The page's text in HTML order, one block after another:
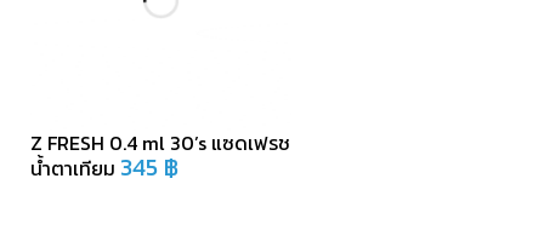
Z FRESH 0.4 ml 30’s แซดเฟรช
น้ำตาเทียม 345 ฿